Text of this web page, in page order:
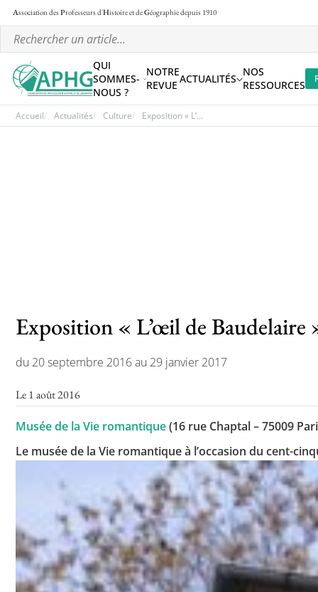
Association desProfesseurs d'Histoire et deGéographiedepuis 1910
QUI
SOMMES-
NOUS ?
NOTRE
REVUE ACTUALITÉS NOS
RESSOURCES
Accueil Actualités Culture Exposition « L’...
Exposition « L’œil de Baudelaire
du 20 septembre 2016 au 29 janvier 2017
Le 1 août 2016
Musée de la Vie romantique(16 rue Chaptal – 75009
Le musée de la Vie romantique à l’occasion du cent-